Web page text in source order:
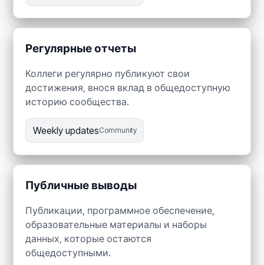
Регулярные отчеты
Коллеги регулярно публикуют свои
достижения, внося вклад в общедоступную
историю сообщества.
Weekly updatesCommunity
Публичные выводы
Публикации, программное обеспечение,
образовательные материалы и наборы
данных, которые остаются
общедоступными.